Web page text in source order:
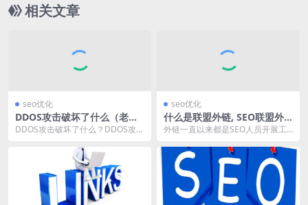
相关文章
seo优化
DDOS攻击破坏了什么（老域
名搭建网赚博客被DDOS攻
DDOS攻击破坏了什么？DDOS攻击
seo优化
什么是联盟外链, SEO联盟外
链的类型!
外链一直以来都是SEO人员开展工
打造最有效的外链策...